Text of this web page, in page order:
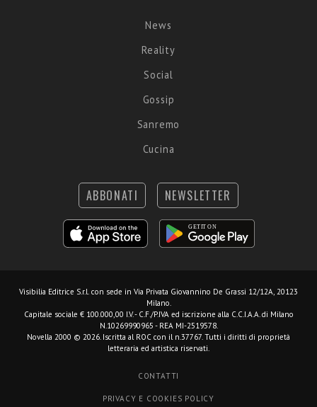
News
Reality
Social
Gossip
Sanremo
Cucina
ABBONATI NEWSLETTER
Visibilia Editrice S.r.l. con sede in Via Privata Giovannino De Grassi 12/12A, 20123
Milano.
Capitale sociale € 100.000,00 I.V. - C.F./P.IVA ed iscrizione alla C.C.I.A.A. di Milano
N.10269990965 - REA MI-2519578.
Novella 2000 © 2026. Iscritta al ROC con il n.37767. Tutti i diritti di proprietà
letteraria ed artistica riservati.
CONTATTI
PRIVACY E COOKIES POLICY